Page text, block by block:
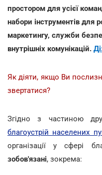
простором для усієї
набори інструментів для
маркетингу, служби
внутрішніх комунікацій.
Як діяти, якщо Ви
звертатися?
Згідно з частиною
благоустрій населених
організації у сфері
зобов'язані, зокрема: